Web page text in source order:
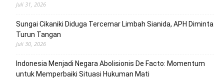
Juli 31, 2026
Sungai Cikaniki Diduga Tercemar Limbah Sianida, APH Diminta
Turun Tangan
Juli 30, 2026
‎Indonesia Menjadi Negara Abolisionis De Facto: Momentum
untuk Memperbaiki Situasi Hukuman Mati